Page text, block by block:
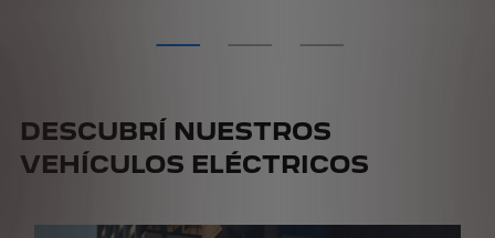
DESCUBRÍ NUESTROS
VEHÍCULOS ELÉCTRICOS